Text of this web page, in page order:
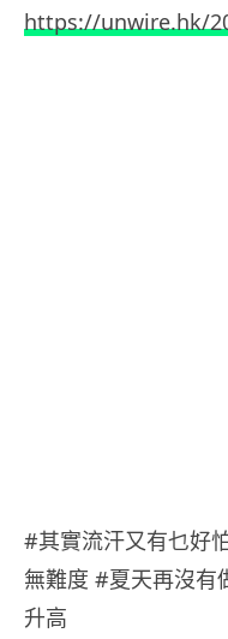
https://unwire.hk/
#其實流汗又有乜好
無難度 #夏天再沒有
升高